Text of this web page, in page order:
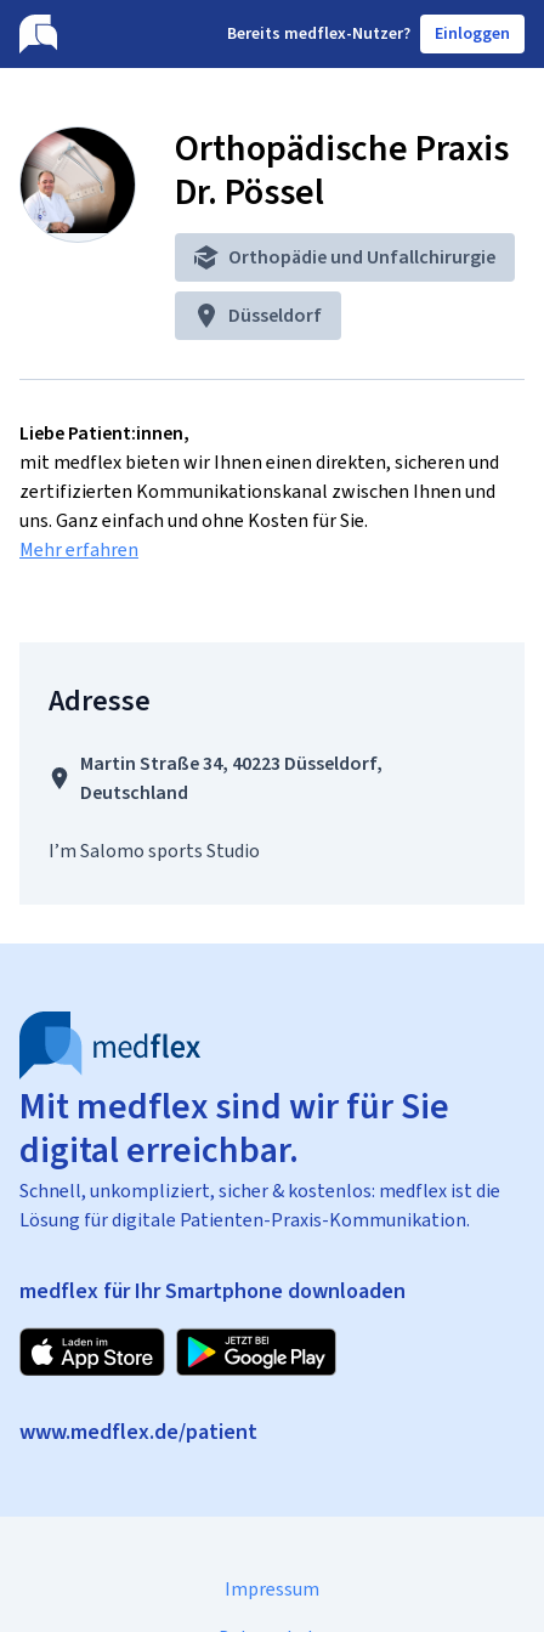
Bereits medflex-Nutzer? Einloggen
Orthopädische Praxis
Dr. Pössel
Orthopädie und Unfallchirurgie
Düsseldorf
Liebe Patient:innen,
mit medflex bieten wir Ihnen einen direkten, sicheren und
zertifizierten Kommunikationskanal zwischen Ihnen und
uns. Ganz einfach und ohne Kosten für Sie.
Mehr erfahren
Adresse
Martin Straße 34, 40223 Düsseldorf,
Deutschland
I’m Salomo sports Studio
Mit medflex sind wir für Sie
digital erreichbar.
Schnell, unkompliziert, sicher & kostenlos: medflex ist die
Lösung für digitale Patienten-Praxis-Kommunikation.
medflex für Ihr Smartphone downloaden
www.medflex.de/patient
Impressum